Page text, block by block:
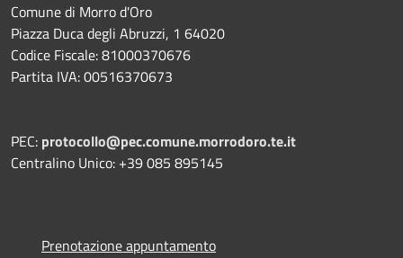
Comune di Morro d'Oro
Piazza Duca degli Abruzzi, 1 64020
Codice Fiscale: 81000370676
Partita IVA: 00516370673
PEC: protocollo@pec.comune.morrodoro.te.it
Centralino Unico: +39 085 895145
Prenotazione appuntamento